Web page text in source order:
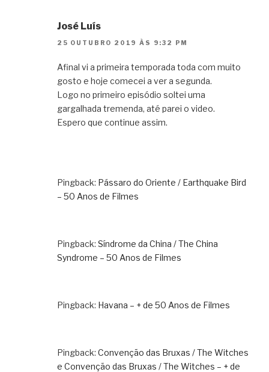
José Luís
25 OUTUBRO 2019 ÀS 9:32 PM
Afinal vi a primeira temporada toda com muito
gosto e hoje comecei a ver a segunda.
Logo no primeiro episódio soltei uma
gargalhada tremenda, até parei o video.
Espero que continue assim.
Pingback: Pássaro do Oriente / Earthquake Bird
– 50 Anos de Filmes
Pingback: Síndrome da China / The China
Syndrome – 50 Anos de Filmes
Pingback: Havana – + de 50 Anos de Filmes
Pingback: Convenção das Bruxas / The Witches
e Convenção das Bruxas / The Witches – + de